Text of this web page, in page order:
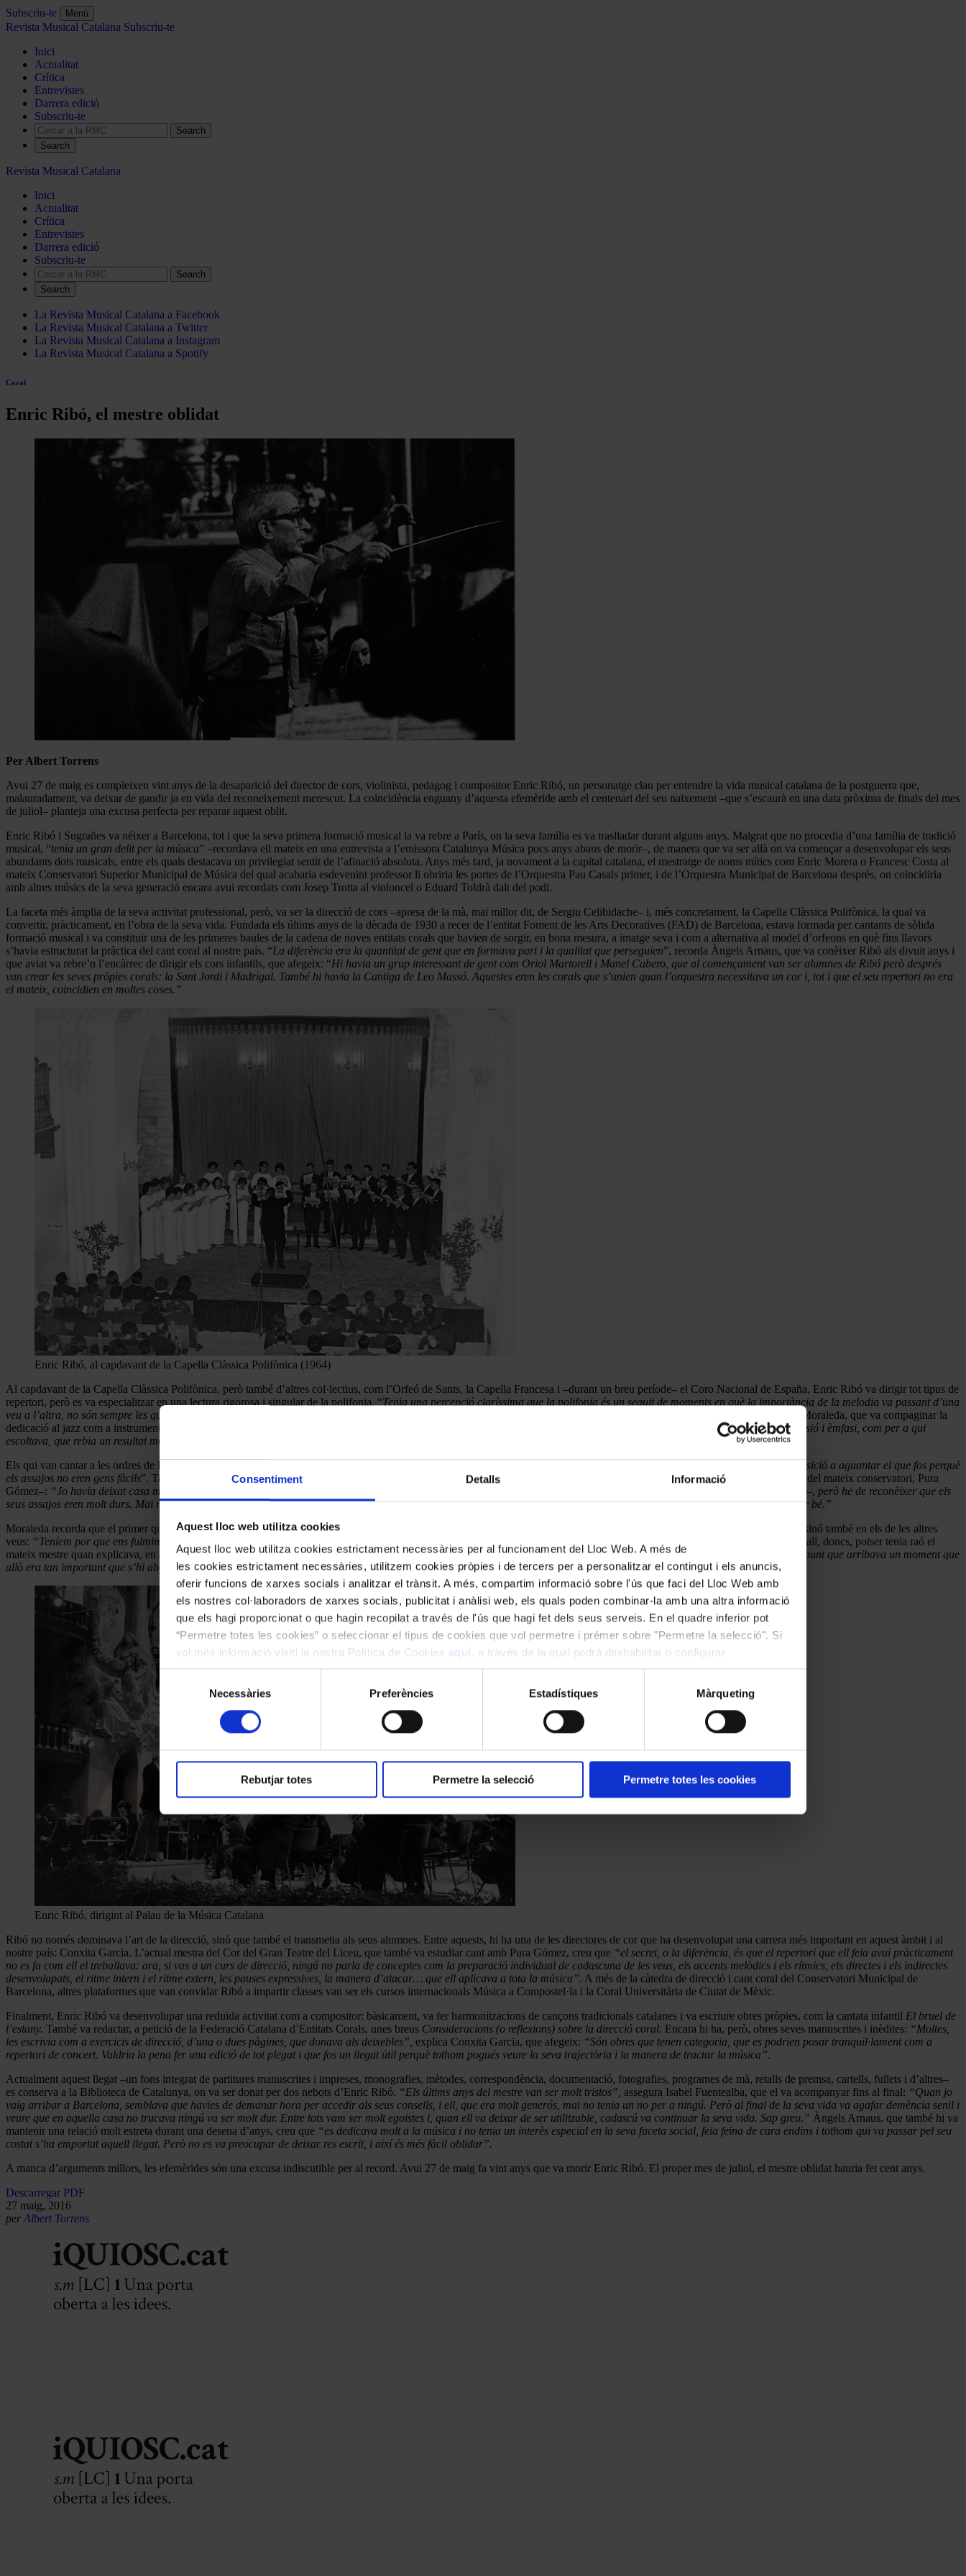
Consentiment Detalls Informació
Aquest lloc web utilitza cookies
Aquest lloc web utilitza cookies estrictament necessàries per al funcionament del Lloc Web. A més de
les cookies estrictament necessàries, utilitzem cookies pròpies i de tercers per a personalitzar el contingut i els anuncis,
oferir funcions de xarxes socials i analitzar el trànsit. A més, compartim informació sobre l'ús que faci del Lloc Web amb
els nostres col·laboradors de xarxes socials, publicitat i anàlisi web, els quals poden combinar-la amb una altra informació
que els hagi proporcionat o que hagin recopilat a través de l'ús que hagi fet dels seus serveis. En el quadre inferior pot
“Permetre totes les cookies” o seleccionar el tipus de cookies que vol permetre i prémer sobre "Permetre la selecció". Si
vol més informació visiti la nostra Política de Cookies aquí
, a través de la qual podrà deshabilitar o configurar
les cookies en qualsevol moment.
consentiment
Necessàries Preferències Estadístiques Màrqueting
Rebutjar totes Permetre la selecció Permetre totes les cookies
Subscriu-te Menú
Revista Musical Catalana Subscriu-te
Inici
Actualitat
Crítica
Entrevistes
Darrera edició
Subscriu-te
Search
Revista Musical Catalana
Inici
Actualitat
Crítica
Entrevistes
Darrera edició
Subscriu-te
Search
La Revista Musical Catalana a Facebook
La Revista Musical Catalana a Twitter
La Revista Musical Catalana a Instagram
La Revista Musical Catalana a Spotify
Coral
Enric Ribó, el mestre oblidat
Per Albert Torrens
Avui 27 de maig es compleixen vint anys de la desaparició del director de cors, violinista, pedagog i compositor Enric Ribó, un personatge clau per entendre la vida musical catalana de la postguerra que,
malauradament, va deixar de gaudir ja en vida del reconeixement merescut. La coincidència enguany d’aquesta efemèride amb el centenari del seu naixement –que s’escaurà en una data pròxima de finals del mes
de juliol– planteja una excusa perfecta per reparar aquest oblit.
Enric Ribó i Sugrañes va néixer a Barcelona, tot i que la seva primera formació musical la va rebre a París, on la seva família es va traslladar durant alguns anys. Malgrat que no procedia d’una família de tradició
musical, “tenia un gran delit per la música” –recordava ell mateix en una entrevista a l’emissora Catalunya Música pocs anys abans de morir–, de manera que va ser allà on va començar a desenvolupar els seus
abundants dots musicals, entre els quals destacava un privilegiat sentit de l’afinació absoluta. Anys més tard, ja novament a la capital catalana, el mestratge de noms mítics com Enric Morera o Francesc Costa al
mateix Conservatori Superior Municipal de Música del qual acabaria esdevenint professor li obriria les portes de l’Orquestra Pau Casals primer, i de l’Orquestra Municipal de Barcelona després, on coincidiria
amb altres músics de la seva generació encara avui recordats com Josep Trotta al violoncel o Eduard Toldrà dalt del podi.
La faceta més àmplia de la seva activitat professional, però, va ser la direcció de cors –apresa de la mà, mai millor dit, de Sergiu Celibidache– i, més concretament, la Capella Clàssica Polifònica, la qual va
convertir, pràcticament, en l’obra de la seva vida. Fundada els últims anys de la dècada de 1930 a recer de l’entitat Foment de les Arts Decoratives (FAD) de Barcelona, estava formada per cantants de sòlida
formació musical i va constituir una de les primeres baules de la cadena de noves entitats corals que havien de sorgir, en bona mesura, a imatge seva i com a alternativa al model d’orfeons en què fins llavors
s’havia estructurat la pràctica del cant coral al nostre país. “La diferència era la quantitat de gent que en formava part i la qualitat que perseguien”, recorda Àngels Arnaus, que va conèixer Ribó als divuit anys i
que aviat va rebre’n l’encàrrec de dirigir els cors infantils, que afegeix: “Hi havia un grup interessant de gent com Oriol Martorell i Manel Cabero, que al començament van ser alumnes de Ribó però després
van crear les seves pròpies corals: la Sant Jordi i Madrigal. També hi havia la Cantiga de Leo Massó. Aquestes eren les corals que s’unien quan l’orquestra necessitava un cor i, tot i que el seu repertori no era
el mateix, coincidien en moltes coses.”
Enric Ribó, al capdavant de la Capella Clàssica Polifònica (1964)
Al capdavant de la Capella Clàssica Polifònica, però també d’altres col·lectius, com l’Orfeó de Sants, la Capella Francesa i –durant un breu període– el Coro Nacional de España, Enric Ribó va dirigir tot tipus de
repertori, però es va especialitzar en una lectura rigorosa i singular de la polifonia. “Tenia una percepció claríssima que la polifonia és un seguit de moments en què la importància de la melodia va passant d’una
veu a l’altra, no són sempre les quatre iguals, i les veus han d’avançar-se o deixar espai successivament segons la melodia que tenen i la funció que estan fent
”, recorda Albert Moraleda, que va compaginar la
dedicació al jazz com a instrumentista amb la participació a la Capella Clàssica Polifònica durant tres anys. “
Això era fantàstic tant per a qui cantava, que hi donava tota l’expressió i èmfasi, com per a qui
escoltava, que rebia un resultat molt diferent
Els qui van cantar a les ordres de Ribó no n’han oblidat l’experiència. Així, si més no, ho asseguren tant Arnaus com Moraleda, que expliquen que “
era gent amb molta predisposició a aguantar el que fos perquè
els assajos no eren gens fàcils”. També ho va fer María Isabel Fuentealba, que va venir expressament des de Xile per estudiar amb ell i amb la seva esposa –la professora de cant del mateix conservatori, Pura
Gómez–: “Jo havia deixat casa meva, la feina i la terra perquè em van dir que ell era una eminència. Per a mi, veure’l treballar era estar pràcticament davant de Déu –recorda–, però he de reconèixer que els
seus assajos eren molt durs. Mai més no he tornat a cantar aquells pianíssims, que ni sé com els podien fer les cordes vocals. Veient el seu lliurament, no podies deixar de cantar bé.”
Moraleda recorda que el primer que feia Ribó en afrontar una nova partitura era demanar als seus cantants que hi anotessin tot allò que calia fer, i no només al pentagrama propi, sinó també en els de les altres
veus: “Teníem por que ens fulminés amb la mirada si no fèiem el que demanava, però ens l’estimàvem perquè cantar amb ell era un privilegi, n’aprenies moltíssim.”
Al capdavall, doncs, potser tenia raó el
mateix mestre quan explicava, en aquella entrevista a què ja hem fet referència, que“hi havia entusiasme, perquè jo treballava d’una manera que la gent s’hi trobava bé, fins al punt que arribava un moment que
allò era tan important que s’hi abocaven”.
Enric Ribó, dirigint al Palau de la Música Catalana
Ribó no només dominava l’art de la direcció, sinó que també el transmetia als seus alumnes. Entre aquests, hi ha una de les directores de cor que ha desenvolupat una carrera més important en aquest àmbit i al
nostre país: Conxita Garcia. L’actual mestra del Cor del Gran Teatre del Liceu, que també va estudiar cant amb Pura Gómez, creu que “el secret, o la diferència, és que el repertori que ell feia avui pràcticament
no es fa com ell el treballava: ara, si vas a un curs de direcció, ningú no parla de conceptes com la preparació individual de cadascuna de les veus, els accents melòdics i els rítmics, els directes i els indirectes
desenvolupats, el ritme intern i el ritme extern, les pauses expressives, la manera d’atacar… que ell aplicava a tota la música”. A més de la càtedra de direcció i cant coral del Conservatori Municipal de
Barcelona, altres plataformes que van convidar Ribó a impartir classes van ser els cursos internacionals Música a Compostel·la i la Coral Universitària de Ciutat de Mèxic.
Finalment, Enric Ribó va desenvolupar una reduïda activitat com a compositor: bàsicament, va fer harmonitzacions de cançons tradicionals catalanes i va escriure obres pròpies, com la cantata infantil El bruel de
l’estany. També va redactar, a petició de la Federació Catalana d’Entitats Corals, unes breus Consideracions (o reflexions) sobre la direcció coral. Encara hi ha, però, obres seves manuscrites i inèdites: “Moltes,
les escrivia com a exercicis de direcció, d’una o dues pàgines, que donava als deixebles”, explica Conxita Garcia, que afegeix: “Són obres que tenen categoria, que es podrien posar tranquil·lament com a
repertori de concert. Valdria la pena fer una edició de tot plegat i que fos un llegat útil perquè tothom pogués veure la seva trajectòria i la manera de tractar la música”.
Actualment aquest llegat –un fons integrat de partitures manuscrites i impreses, monografies, mètodes, correspondència, documentació, fotografies, programes de mà, retalls de premsa, cartells, fullets i d’altres–
es conserva a la Biblioteca de Catalunya, on va ser donat per dos nebots d’Enric Ribó. “Els últims anys del mestre van ser molt tristos”, assegura Isabel Fuentealba, que el va acompanyar fins al final: “Quan jo
vaig arribar a Barcelona, semblava que havies de demanar hora per accedir als seus consells, i ell, que era molt generós, mai no tenia un no per a ningú. Però al final de la seva vida va agafar demència senil i
veure que en aquella casa no trucava ningú va ser molt dur. Entre tots vam ser molt egoistes i, quan ell va deixar de ser utilitzable, cadascú va continuar la seva vida. Sap greu.” Àngels Arnaus, que també hi va
mantenir una relació molt estreta durant una desena d’anys, creu que “es dedicava molt a la música i no tenia un interès especial en la seva faceta social, feia feina de cara endins i tothom qui va passar pel seu
costat s’ha emportat aquell llegat. Però no es va preocupar de deixar res escrit, i així és més fàcil oblidar”.
A manca d’arguments millors, les efemèrides són una excusa indiscutible per al record. Avui 27 de maig fa vint anys que va morir Enric Ribó. El proper mes de juliol, el mestre oblidat hauria fet cent anys.
Descarregar PDF
27 maig, 2016
per Albert Torrens